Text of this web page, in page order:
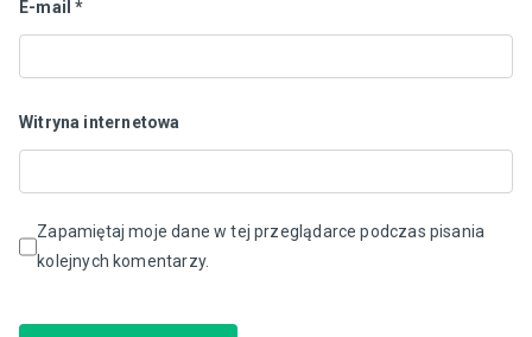
E-mail*
Witryna internetowa
Zapamiętaj moje dane w tej przeglądarce podczas pisania
kolejnych komentarzy.